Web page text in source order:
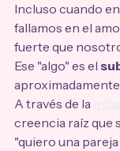
Incluso cuando
fallamos en el
fuerte que
Ese "algo" es el
A través de la
creencia raíz que
"quiero una